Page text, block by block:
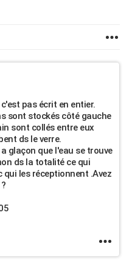
pas écrit en entier.
sont stockés côté gauche
sont collés entre eux
ds le verre.
glaçon que l'eau se trouve
ds la totalité ce qui
les réceptionnent .Avez